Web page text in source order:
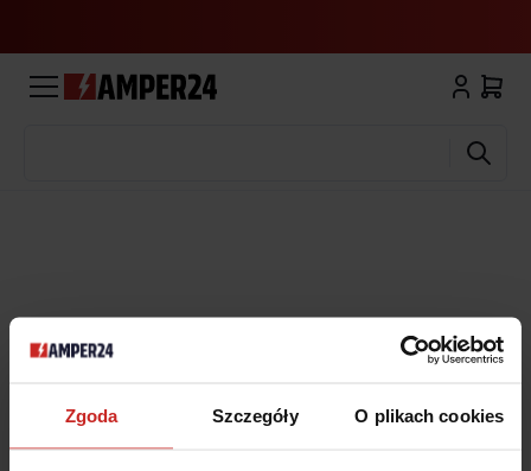
Zgoda Szczegóły O plikach cookies